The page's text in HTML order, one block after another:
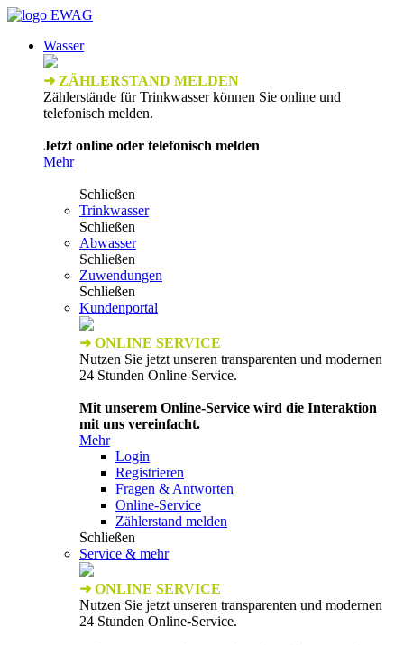
Wasser
➜ ZÄHLERSTAND MELDEN
Zählerstände für Trinkwasser können Sie online und
telefonisch melden.
Jetzt online oder telefonisch melden
Mehr
Schließen
Trinkwasser
Schließen
Abwasser
Schließen
Zuwendungen
Schließen
Kundenportal
➜ ONLINE SERVICE
Nutzen Sie jetzt unseren transparenten und modernen
24 Stunden Online-Service.
Mit unserem Online-Service wird die Interaktion
mit uns vereinfacht.
Mehr
Login
Registrieren
Fragen & Antworten
Online-Service
Zählerstand melden
Schließen
Service & mehr
➜ ONLINE SERVICE
Nutzen Sie jetzt unseren transparenten und modernen
24 Stunden Online-Service.